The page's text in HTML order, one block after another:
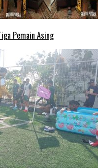
Pemain Asing